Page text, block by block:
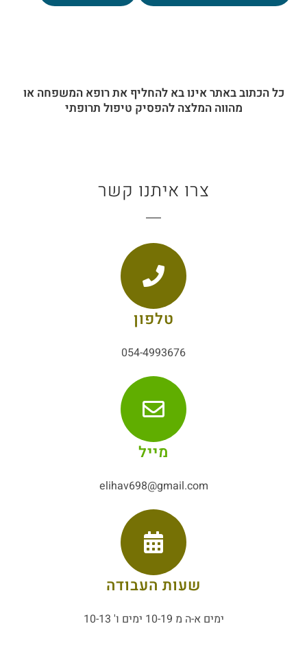
כל הכתוב באתר אינו בא להחליף את רופא המשפחה או
מהווה המלצה להפסיק טיפול תרופתי
צרו איתנו קשר
טלפון
054-4993676
מייל
elihav698@gmail.com
שעות העבודה
ימים א-ה מ 10-19 ימים ו' 10-13